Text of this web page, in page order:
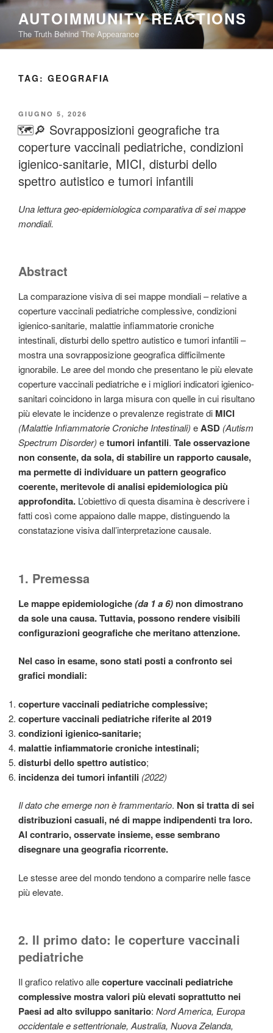
Salta
contenuto
AUTOIMMUNITY REACTIONS
The Truth Behind The Appearance
TAG: GEOGRAFIA
PUBBLICATO
IL
GIUGNO 5, 2026
🗺️🔎 Sovrapposizioni geografiche tra
coperture vaccinali pediatriche, condizioni
igienico-sanitarie, MICI, disturbi dello
spettro autistico e tumori infantili
Una lettura geo-epidemiologica comparativa di sei mappe
mondiali.
Abstract
La comparazione visiva di sei mappe mondiali – relative a
coperture vaccinali pediatriche complessive, condizioni
igienico-sanitarie, malattie infiammatorie croniche
intestinali, disturbi dello spettro autistico e tumori infantili –
mostra una sovrapposizione geografica difficilmente
ignorabile. Le aree del mondo che presentano le più elevate
coperture vaccinali pediatriche e i migliori indicatori igienico-
sanitari coincidono in larga misura con quelle in cui risultano
più elevate le incidenze o prevalenze registrate di MICI
(Malattie Infiammatorie Croniche Intestinali) eASD (Autism
Spectrum Disorder) etumori infantili. Tale osservazione
non consente, da sola, di stabilire un rapporto causale,
ma permette di individuare un pattern geografico
coerente, meritevole di analisi epidemiologica più
approfondita. L’obiettivo di questa disamina è descrivere i
fatti così come appaiono dalle mappe, distinguendo la
constatazione visiva dall’interpretazione causale.
1. Premessa
Le mappe epidemiologiche(da 1 a 6) non dimostrano
da sole una causa. Tuttavia, possono rendere visibili
configurazioni geografiche che meritano attenzione.
Nel caso in esame, sono stati posti a confronto sei
grafici mondiali:
coperture vaccinali pediatriche complessive;
coperture vaccinali pediatriche riferite al 2019
condizioni igienico-sanitarie;
malattie infiammatorie croniche intestinali;
disturbi dello spettro autistico;
incidenza dei tumori infantili (2022)
Il dato che emerge non è frammentario. Non si tratta di sei
distribuzioni casuali, né di mappe indipendenti tra loro.
Al contrario, osservate insieme, esse sembrano
disegnare una geografia ricorrente.
Le stesse aree del mondo tendono a comparire nelle fasce
più elevate.
2. Il primo dato: le coperture vaccinali
pediatriche
Il grafico relativo allecoperture vaccinali pediatriche
complessive mostra valori più elevati soprattutto nei
Paesi ad alto sviluppo sanitario: Nord America, Europa
occidentale e settentrionale, Australia, Nuova Zelanda,